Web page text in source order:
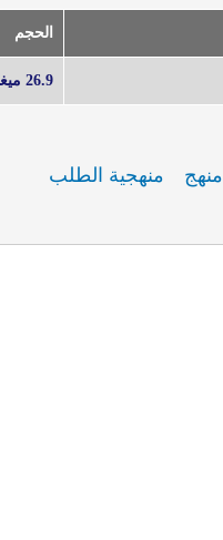
الحجم
26.9 ميغابايت
منهج منهجية الطلب